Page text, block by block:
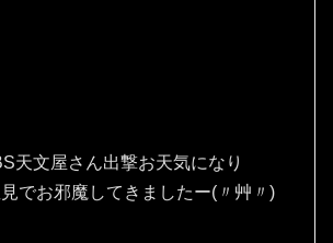
天文屋さん出撃お天気になり
でお邪魔してきましたー(〃艸〃)